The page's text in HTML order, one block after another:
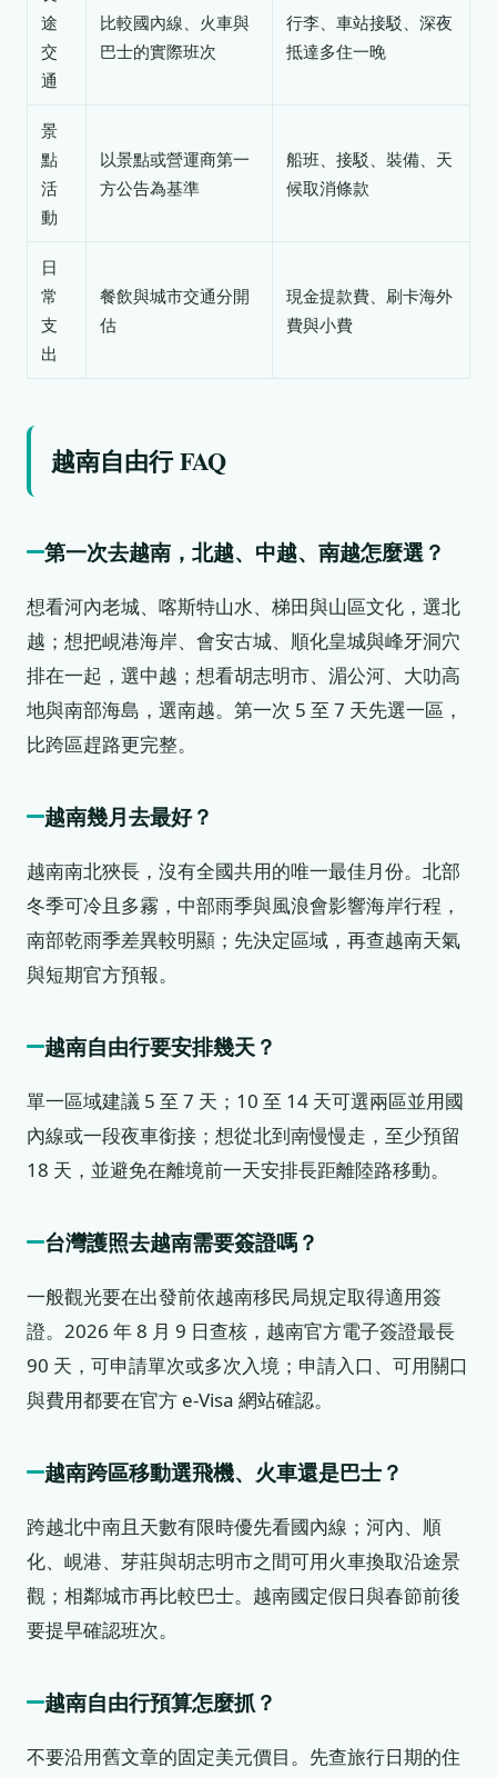
途
交
通
比較國內線、火車與
巴士的實際班次
行李、車站接駁、深夜
抵達多住一晚
景
點
活
動
以景點或營運商第一
方公告為基準
船班、接駁、裝備、天
候取消條款
日
常
支
出
餐飲與城市交通分開
估
現金提款費、刷卡海外
費與小費
越南自由行 FAQ
第一次去越南，北越、中越、南越怎麼選？
想看河內老城、喀斯特山水、梯田與山區文化，選北
越；想把峴港海岸、會安古城、順化皇城與峰牙洞穴
排在一起，選中越；想看胡志明市、湄公河、大叻高
地與南部海島，選南越。第一次 5 至 7 天先選一區，
比跨區趕路更完整。
越南幾月去最好？
越南南北狹長，沒有全國共用的唯一最佳月份。北部
冬季可冷且多霧，中部雨季與風浪會影響海岸行程，
南部乾雨季差異較明顯；先決定區域，再查越南天氣
與短期官方預報。
越南自由行要安排幾天？
單一區域建議 5 至 7 天；10 至 14 天可選兩區並用國
內線或一段夜車銜接；想從北到南慢慢走，至少預留
18 天，並避免在離境前一天安排長距離陸路移動。
台灣護照去越南需要簽證嗎？
一般觀光要在出發前依越南移民局規定取得適用簽
證。2026 年 8 月 9 日查核，越南官方電子簽證最長
90 天，可申請單次或多次入境；申請入口、可用關口
與費用都要在官方 e-Visa 網站確認。
越南跨區移動選飛機、火車還是巴士？
跨越北中南且天數有限時優先看國內線；河內、順
化、峴港、芽莊與胡志明市之間可用火車換取沿途景
觀；相鄰城市再比較巴士。越南國定假日與春節前後
要提早確認班次。
越南自由行預算怎麼抓？
不要沿用舊文章的固定美元價目。先查旅行日期的住